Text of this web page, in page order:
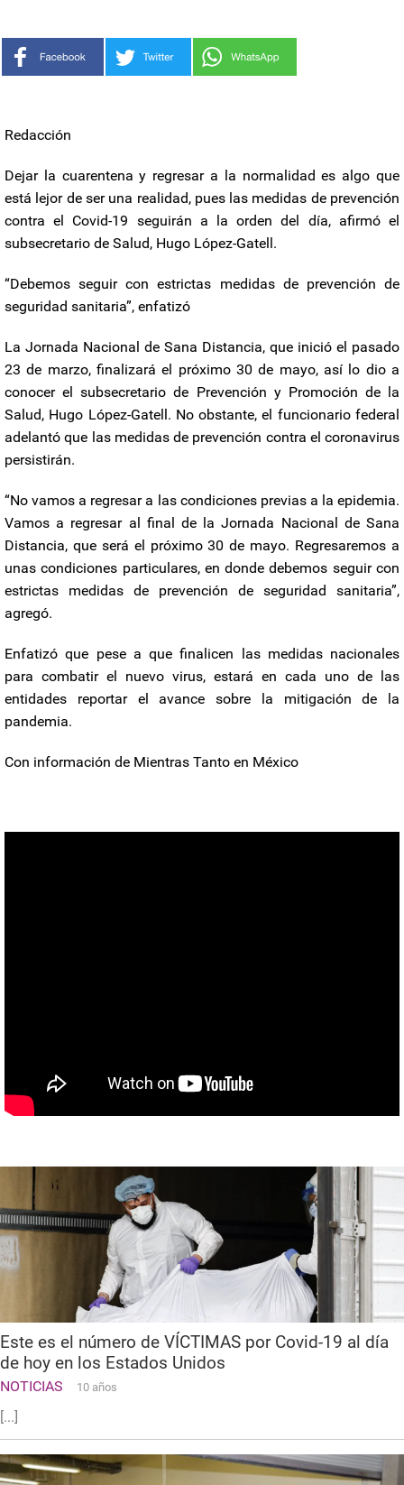
Redacción
Dejar la cuarentena y regresar a la normalidad es algo que
está lejor de ser una realidad, pues las medidas de prevención
contra el Covid-19 seguirán a la orden del día, afirmó el
subsecretario de Salud, Hugo López-Gatell.
“Debemos seguir con estrictas medidas de prevención de
seguridad sanitaria”, enfatizó
La Jornada Nacional de Sana Distancia, que inició el pasado
23 de marzo, finalizará el próximo 30 de mayo, así lo dio a
conocer el subsecretario de Prevención y Promoción de la
Salud, Hugo López-Gatell. No obstante, el funcionario federal
adelantó que las medidas de prevención contra el coronavirus
persistirán.
“No vamos a regresar a las condiciones previas a la epidemia.
Vamos a regresar al final de la Jornada Nacional de Sana
Distancia, que será el próximo 30 de mayo. Regresaremos a
unas condiciones particulares, en donde debemos seguir con
estrictas medidas de prevención de seguridad sanitaria”,
agregó.
Enfatizó que pese a que finalicen las medidas nacionales
para combatir el nuevo virus, estará en cada uno de las
entidades reportar el avance sobre la mitigación de la
pandemia.
Con información de Mientras Tanto en México
Este es el número de VÍCTIMAS por Covid-19 al día
de hoy en los Estados Unidos
NOTICIAS 10 años
[...]